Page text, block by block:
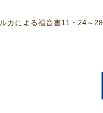
ルカによる福音書11・24～28